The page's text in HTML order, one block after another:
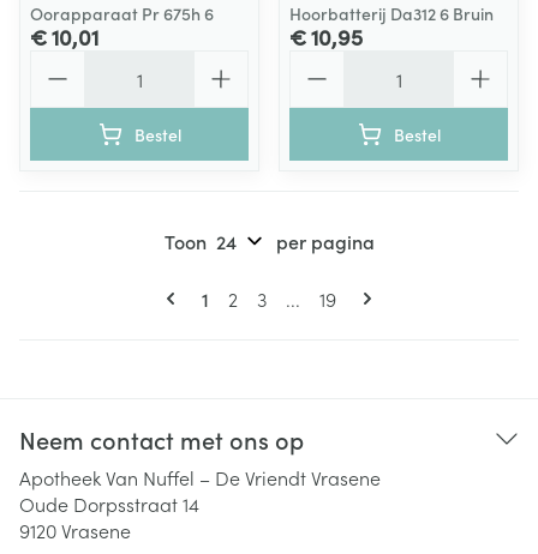
Oorapparaat Pr 675h 6
€ 10,01
Bestel
Hoorbatterij Da312 6 Bruin
€ 10,95
Bestel
Pagina's
U lees momenteel pagina
1 Pagina
2 Pagina
3 ... Pagina
19
Toon per pagina
Neem contact met ons op
Apotheek Van Nuffel – De Vriendt Vrasene
Oude Dorpsstraat 14
9120Vrasene